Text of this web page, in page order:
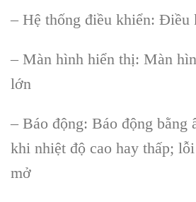
– Hệ thống điều khiển:
– Màn hình hiển thị: Màn
lớn
– Báo động: Báo động bằng
khi nhiệt độ cao hay thấp;
mở